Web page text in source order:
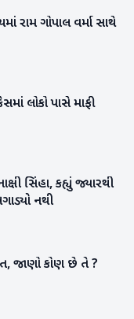
રામ ગોપાલ વર્મા સાથે
લોકો પાસે માફી
કહ્યું જ્યારથી
નથી
જાણો કોણ છે તે ?